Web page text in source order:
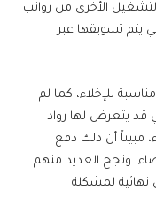
الأخرى من رواتب
يتم تسويقها عبر
للإخلاء، كما لم
قد يتعرض لها رواد
مبيناً أن ذلك دفع
ونجح العديد منهم
نهائية لمشكلة